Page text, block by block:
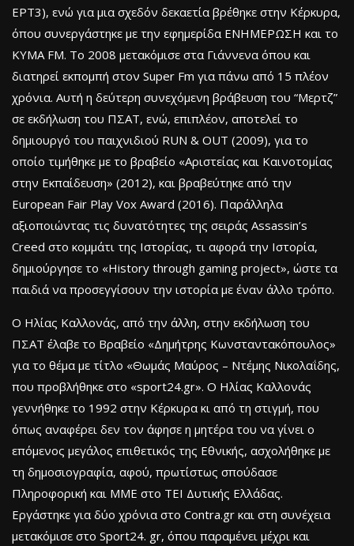
ΕΡΤ3), ενώ για μια σχεδόν δεκαετία βρέθηκε στην Κέρκυρα,
όπου συνεργάστηκε με την εφημερίδα ENHMEΡΩΣΗ και το
ΚΥΜΑ FM. To 2008 μετακόμισε στα Γιάννενα όπου και
διατηρεί εκπομπή στον Super Fm για πάνω από 15 πλέον
χρόνια. Αυτή η δεύτερη συνεχόμενη βράβευση του “Μερτζ”
σε εκδήλωση του ΠΣΑΤ, ενώ, επιπλέον, αποτελεί το
δημιουργό του παιχνιδιού RUN & OUT (2009), για το
οποίο τιμήθηκε με το βραβείο «Αριστείας και Καινοτομίας
στην Εκπαίδευση» (2012), και βραβεύτηκε από την
European Fair Play Vox Award (2016). Παράλληλα
αξιοποιώντας τις δυνατότητες της σειράς Assassin’s
Creed στο κομμάτι της Ιστορίας, τι αφορά την Ιστορία,
δημιούργησε το «History through gaming project», ώστε τα
παιδιά να προσεγγίσουν την ιστορία με έναν άλλο τρόπο.
Ο Ηλίας Καλλονάς, από την άλλη, στην εκδήλωση του
ΠΣΑΤ έλαβε το Βραβείο «Δημήτρης Κωνσταντακόπουλος»
για το θέμα με τίτλο «Θωμάς Μαύρος – Ντέμης Νικολαΐδης,
που προβλήθηκε στο «sport24.gr». Ο Ηλίας Καλλονάς
γεννήθηκε το 1992 στην Κέρκυρα κι από τη στιγμή, που
όπως αναφέρει δεν τον άφησε η μητέρα του να γίνει ο
επόμενος μεγάλος επιθετικός της Εθνικής, ασχολήθηκε με
τη δημοσιογραφία, αφού, πρωτίστως σπούδασε
Πληροφορική και ΜΜΕ στο ΤΕΙ Δυτικής Ελλάδας.
Εργάστηκε για δύο χρόνια στο Contra.gr και στη συνέχεια
μετακόμισε στο Sport24. gr, όπου παραμένει μέχρι και